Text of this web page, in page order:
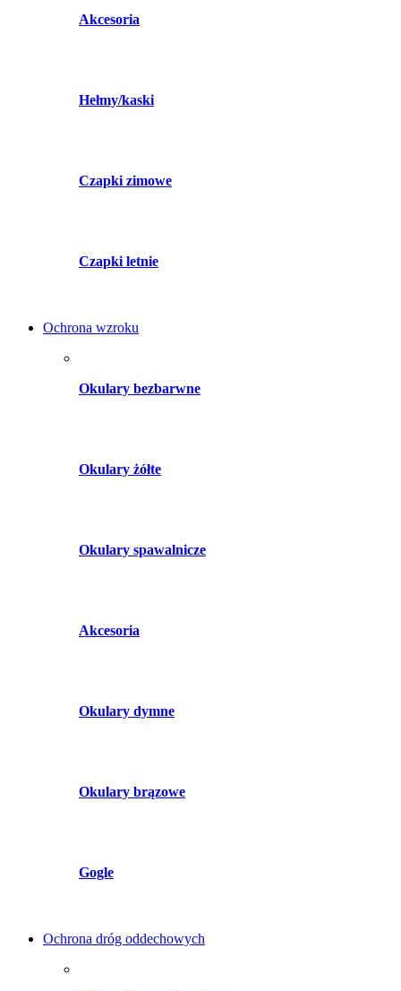
Akcesoria
Hełmy/kaski
Czapki zimowe
Czapki letnie
Ochrona wzroku
Okulary bezbarwne
Okulary żółte
Okulary spawalnicze
Akcesoria
Okulary dymne
Okulary brązowe
Gogle
Ochrona dróg oddechowych